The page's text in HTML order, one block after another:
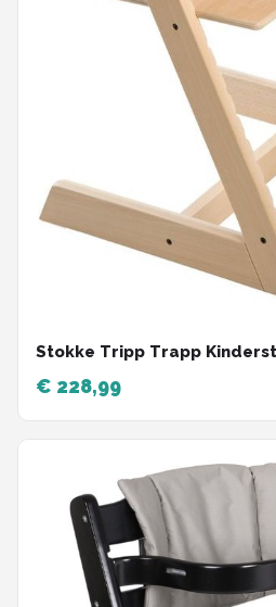
Stokke Tripp Trapp
€ 228,99